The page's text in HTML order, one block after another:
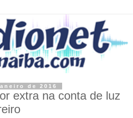
de 2016
extra na conta de luz